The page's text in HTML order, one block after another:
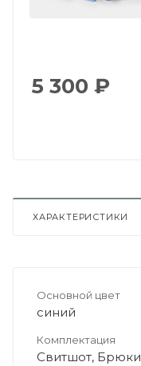
5 300 ₽
ХАРАКТЕРИСТИКИ
Основной цвет
синий
Комплектация
Свитшот, Брюки